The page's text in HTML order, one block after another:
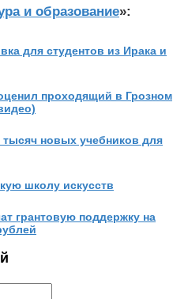
и образование»:
для студентов из Ирака и
проходящий в Грозном
тысяч новых учебников для
школу искусств
грантовую поддержку на